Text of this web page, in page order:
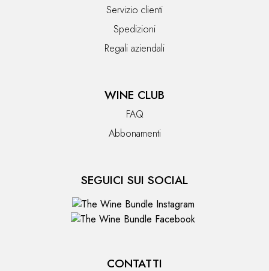
Servizio clienti
Spedizioni
Regali aziendali
WINE CLUB
FAQ
Abbonamenti
SEGUICI SUI SOCIAL
CONTATTI